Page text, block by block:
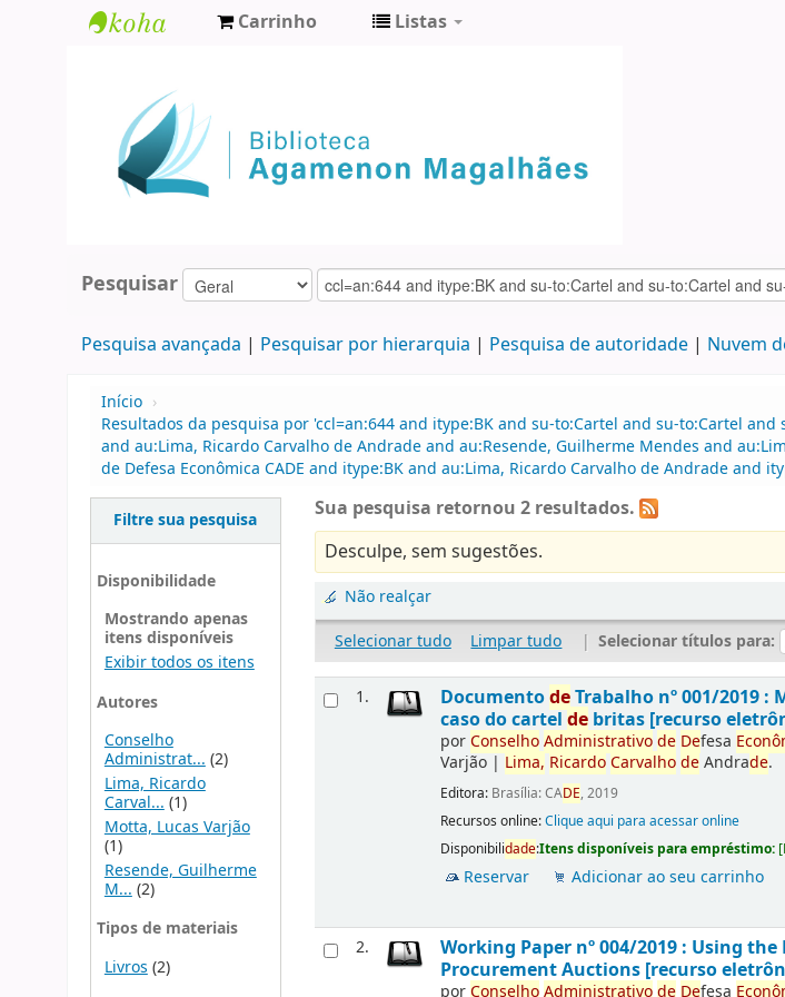
Agamenon
Magalhães
Carrinho Listas
Pesquisar
Pesquisa avançada Pesquisar por hierarquia Pesquisa de autoridade Nuvem
Início ›
Resultados da pesquisa por 'ccl=an:644 and itype:BK and su-to:Cartel and su-to:Cartel
and au:Lima, Ricardo Carvalho de Andrade and au:Resende, Guilherme Mendes and
de Defesa Econômica CADE and itype:BK and au:Lima, Ricardo Carvalho de Andrade and
Filtre sua pesquisa
Disponibilidade
Mostrando apenas
itens disponíveis
Exibir todos os itens
Autores
Conselho
Administrat...(2)
Lima, Ricardo
Carval... (1)
Motta, Lucas Varjão
(1)
Resende, Guilherme
M... (2)
Tipos de materiais
Livros (2)
Sua pesquisa retornou 2 resultados.
Desculpe, sem sugestões.
Não realçar
Selecionar tudo
Limpar tudo | Selecionar títulos para:
1. DocumentodeTrabalho nº 001/2019
caso do cartelde britas [recurso
porConselhoAdministrativode Defesa
Varjão | Lima, RicardoCarvalhodeAndrade.
Editora: Brasília: CADE, 2019
Recursos online:Clique aqui para acessar online
Disponibilidade:Itens disponíveis para empréstimo: [
Reservar Adicionar ao seu carrinho
2. Working Paper nº 004/2019 : Using the
Procurement Auctions [recurso